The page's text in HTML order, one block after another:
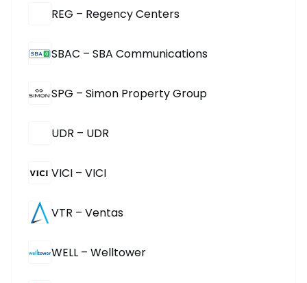
REG – Regency Centers
SBAC – SBA Communications
SPG – Simon Property Group
UDR – UDR
VICI – VICI
VTR – Ventas
WELL – Welltower